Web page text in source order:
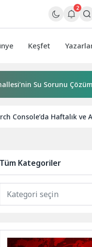
2
Keşfet
Su Sorunu Çözüme
Console’da Haftalık ve
Tüm Kategoriler